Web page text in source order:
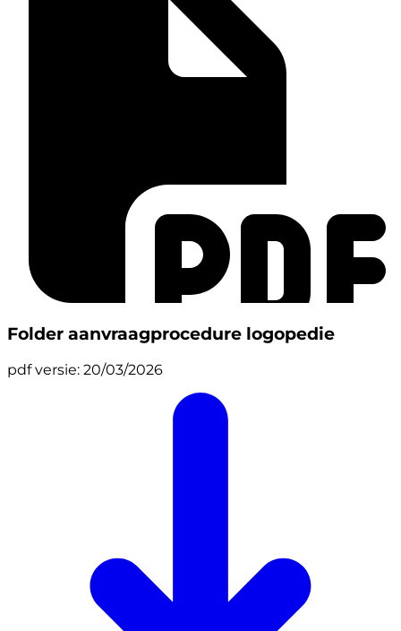
Folder aanvraagprocedure logopedie
pdf versie: 20/03/2026